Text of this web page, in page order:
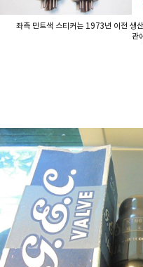
좌측 민트색 스티커는 1973년 이전 생
관